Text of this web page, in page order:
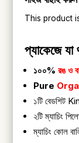
This product
প্যাকেজে
১০০% রঙ ও
Pure
১টি বেডশিট
২টি ম্যাচিং
ম্যাচিং কোল